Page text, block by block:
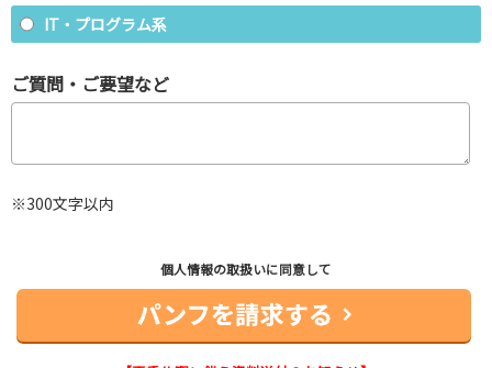
IT・プログラム系
ご質問・ご要望など
※300文字以内
個人情報の取扱いに同意して